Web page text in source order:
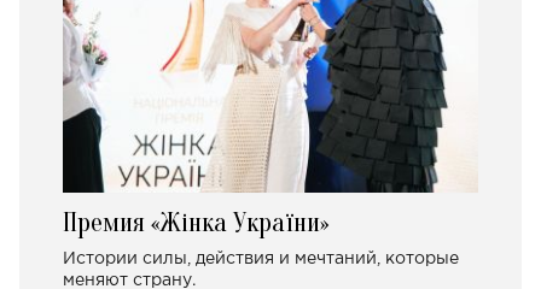
Премия «Жінка України»
Истории силы, действия и мечтаний, которые
меняют страну.